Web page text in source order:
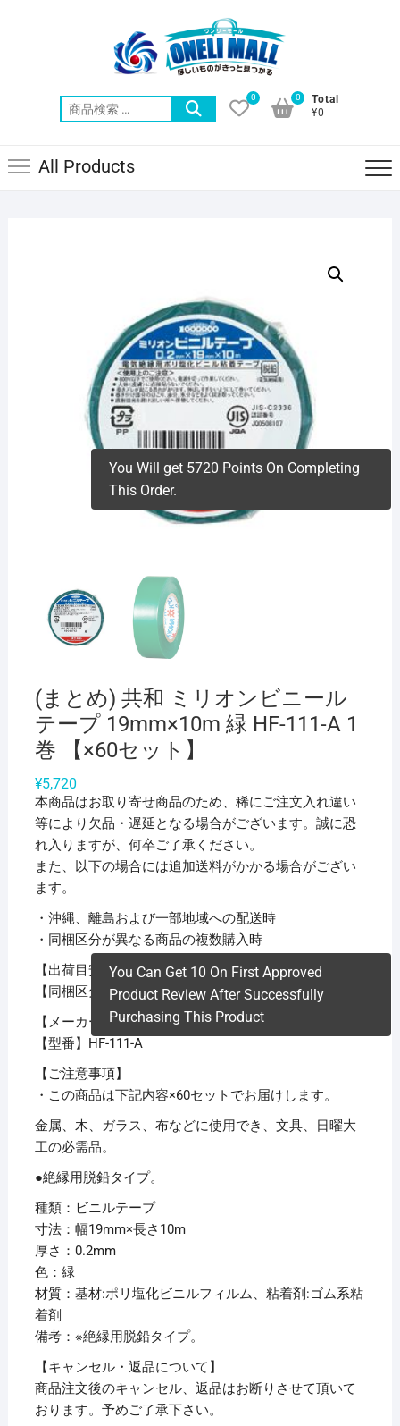
索
0
Total
¥0
0
All Products
(まとめ) 共和 ミリオンビニール
テープ 19mm×10m 緑 HF-111-A 1
巻 【×60セット】
¥5,720
本商品はお取り寄せ商品のため、稀にご注文入れ違い
等により欠品・遅延となる場合がございます。誠に恐
れ入りますが、何卒ご了承ください。
また、以下の場合には追加送料がかかる場合がござい
ます。
・沖縄、離島および一部地域への配送時
・同梱区分が異なる商品の複数購入時
【出荷目安】：1 – 5営業日 ※土日・祝除く
【同梱区分】：TS 1
【メーカー名】共和
【型番】HF-111-A
【ご注意事項】
・この商品は下記内容×60セットでお届けします。
金属、木、ガラス、布などに使用でき、文具、日曜大
工の必需品。
●絶縁用脱鉛タイプ。
種類：ビニルテープ
寸法：幅19mm×長さ10m
厚さ：0.2mm
色：緑
材質：基材:ポリ塩化ビニルフィルム、粘着剤:ゴム系粘
着剤
備考：※絶縁用脱鉛タイプ。
【キャンセル・返品について】
商品注文後のキャンセル、返品はお断りさせて頂いて
おります。予めご了承下さい。
You Will get 5720 Points On Completing
This Order.
You Can Get 10 On First Approved
Product Review After Successfully
Purchasing This Product